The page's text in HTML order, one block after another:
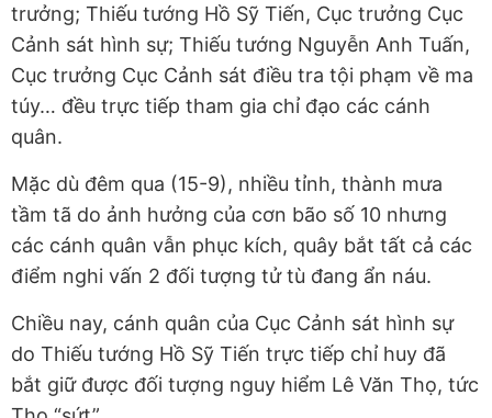
trưởng; Thiếu tướng Hồ Sỹ Tiến, Cục trưởng Cục
Cảnh sát hình sự; Thiếu tướng Nguyễn Anh Tuấn,
Cục trưởng Cục Cảnh sát điều tra tội phạm về ma
túy… đều trực tiếp tham gia chỉ đạo các cánh
quân.
Mặc dù đêm qua (15-9), nhiều tỉnh, thành mưa
tầm tã do ảnh hưởng của cơn bão số 10 nhưng
các cánh quân vẫn phục kích, quây bắt tất cả các
điểm nghi vấn 2 đối tượng tử tù đang ẩn náu.
Chiều nay, cánh quân của Cục Cảnh sát hình sự
do Thiếu tướng Hồ Sỹ Tiến trực tiếp chỉ huy đã
bắt giữ được đối tượng nguy hiểm Lê Văn Thọ, tức